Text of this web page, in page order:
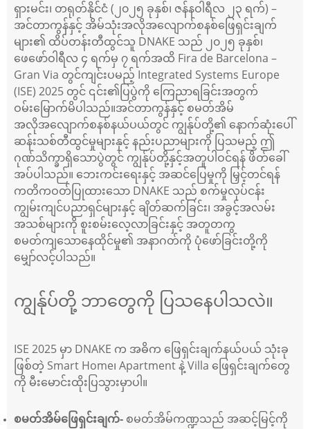
ရှားမင်း၊ တရုတ်နိုင်ငံ (၂၀၂၅ ခုနှစ်၊ ဇန်နဝါရီလ ၂၃ ရက်) –
အင်တာကွန်နှင့် အိမ်သုံးအလိုအလျောက်စနစ်ဖြေရှင်းချက်
များ၏ ထိပ်တန်းတီထွင်သူ DNAKE သည် ၂၀၂၅ ခုနှစ်၊
ဖေဖော်ဝါရီလ ၄ ရက်မှ ၇ ရက်အထိ Fira de Barcelona –
Gran Via တွင်ကျင်းပမည့် Integrated Systems Europe
(ISE) 2025 တွင် ၎င်း၏ပြပွဲကို ကြေညာရခြင်းအတွက်
ဝမ်းမြောက်မိပါသည်။အင်တာကွန်နှင့် စမတ်အိမ်
အလိုအလျောက်စနစ်နယ်ပယ်တွင် ကျွန်ုပ်တို့၏ နောက်ဆုံးပေါ်
ဆန်းသစ်တီထွင်မှုများနှင့် နည်းပညာများကို ပြသမည့် ဤ
ဂုဏ်သိက္ခာရှိသောပွဲတွင် ကျွန်ုပ်တို့နှင့်အတူပါဝင်ရန် ဖိတ်ခေါ်
အပ်ပါသည်။ ဘေးကင်းရေးနှင့် အဆင်ပြေမှုကို မြှင့်တင်ရန်
ကတိကဝတ်ပြုထားသော DNAKE သည် စက်မှုလုပ်ငန်း
ကျွမ်းကျင်ပညာရှင်များနှင့် ချိတ်ဆက်ခြင်း၊ အခွင့်အလမ်း
အသစ်များကို စူးစမ်းလေ့လာခြင်းနှင့် အတူတကွ
စမတ်ကျသောနေထိုင်မှု၏ အနာဂတ်ကို ပုံဖော်ခြင်းတို့ကို
မျှော်လင့်ပါသည်။
ကျွန်ုပ်တို့ ဘာတွေကို ပြသနေပါသလဲ။
ISE 2025 မှာ DNAKE က အဓိက ဖြေရှင်းချက်နယ်ပယ် သုံးခု
ဖြစ်တဲ့ Smart Home၊ Apartment နဲ့ Villa ဖြေရှင်းချက်တွေ
ကို မီးမောင်းထိုးပြသွားမှာပါ။
စမတ်အိမ်ဖြေရှင်းချက်- စမတ်အိမ်ကဏ္ဍသည် အဆင့်မြင့်ကို